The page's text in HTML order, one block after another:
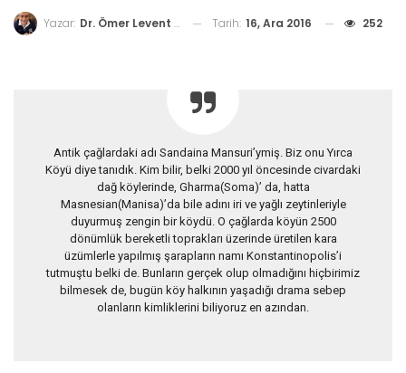
Yazar: Dr. Ömer Levent Soydinç Tarih: 16, Ara 2016 252
Antik çağlardaki adı Sandaina Mansuri’ymiş. Biz onu Yırca
Köyü diye tanıdık. Kim bilir, belki 2000 yıl öncesinde civardaki
dağ köylerinde, Gharma(Soma)’ da, hatta
Masnesian(Manisa)’da bile adını iri ve yağlı zeytinleriyle
duyurmuş zengin bir köydü. O çağlarda köyün 2500
dönümlük bereketli toprakları üzerinde üretilen kara
üzümlerle yapılmış şarapların namı Konstantinopolis’i
tutmuştu belki de. Bunların gerçek olup olmadığını hiçbirimiz
bilmesek de, bugün köy halkının yaşadığı drama sebep
olanların kimliklerini biliyoruz en azından.